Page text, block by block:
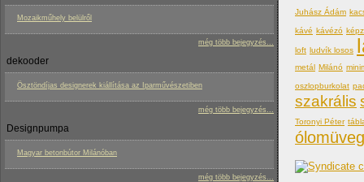
Mozaikműhely belülről
még több bejegyzés...
dekooder
Ösztöndíjas designerek kiállítása az Iparművészetiben
még több bejegyzés...
Designpumpa
Magyar betonbútor Milánóban
még több bejegyzés...
Juhász Ádám
kávé kávézó
loft ludvík losos
metál Milánó
oszlopburkolat
szakrális
Toronyi Péter
ólomüveg